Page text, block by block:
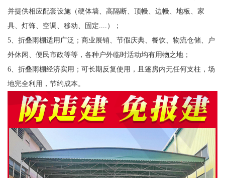
并提供相应配套设施（硬体墙、高隔断、顶幔、边幔、地板、家
具、灯饰、空调、移动、固定....）；
5、折叠雨棚适用广泛；商业展销、节假庆典、餐饮、物流仓储、户
外休闲、便民市政等等，各种户外临时活动均有用物之地；
6、折叠雨棚经济实用；可长期反复使用，且篷房内无任何支柱，场
地完全利用，节约成本。